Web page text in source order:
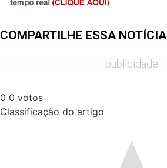
COMPARTILHE ESSA NOTÍCIA
publicidade
0 0 votos
Classificação do artigo